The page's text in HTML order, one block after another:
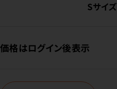
Sサイズ
価格はログイン後表示